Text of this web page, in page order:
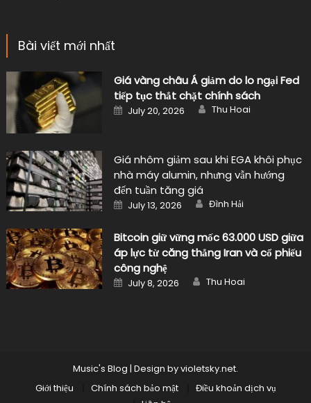
Bài viết mới nhất
Giá vàng châu Á giảm do lo ngại Fed
tiếp tục thắt chặt chính sách
Posted
on
July 20, 2026 Author
Thu Hoai
Giá nhôm giảm sau khi EGA khôi phục
nhà máy alumin, nhưng vẫn hướng
đến tuần tăng giá
Posted
on
July 13, 2026 Author
Đình Hải
Bitcoin giữ vững mốc 63.000 USD giữa
áp lực từ căng thẳng Iran và cổ phiếu
công nghệ
Posted
on
July 8, 2026 Author
Thu Hoai
Music's Blog | Design byvioletsky.net.
Giới thiệu
Chính sách bảo mật
Điều khoản dịch vụ